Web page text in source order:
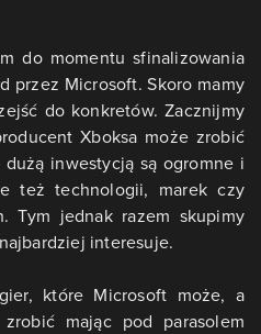
do momentu sfinalizowania
przez Microsoft. Skoro mamy
do konkretów. Zacznijmy
Xboksa może zrobić
inwestycją są ogromne i
też technologii, marek czy
Tym jednak razem skupimy
interesuje.
które Microsoft może, a
mając pod parasolem